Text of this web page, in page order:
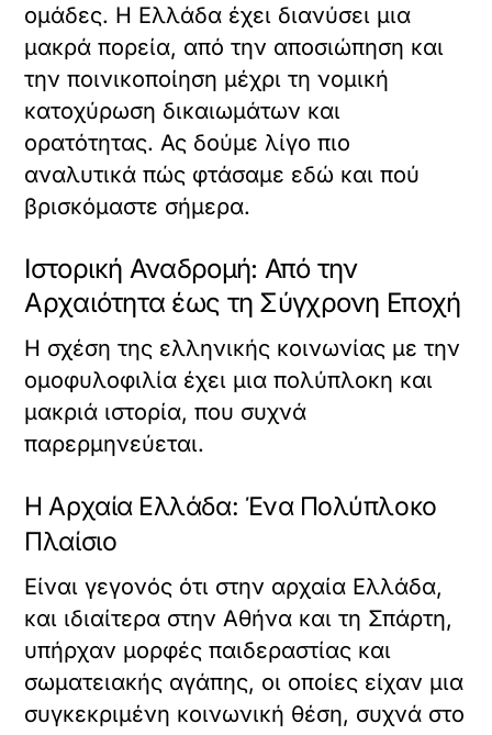
ομάδες. Η Ελλάδα έχει διανύσει μια
μακρά πορεία, από την αποσιώπηση και
την ποινικοποίηση μέχρι τη νομική
κατοχύρωση δικαιωμάτων και
ορατότητας. Ας δούμε λίγο πιο
αναλυτικά πώς φτάσαμε εδώ και πού
βρισκόμαστε σήμερα.
Ιστορική Αναδρομή: Από την
Αρχαιότητα έως τη Σύγχρονη Εποχή
Η σχέση της ελληνικής κοινωνίας με την
ομοφυλοφιλία έχει μια πολύπλοκη και
μακριά ιστορία, που συχνά
παρερμηνεύεται.
Η Αρχαία Ελλάδα: Ένα Πολύπλοκο
Πλαίσιο
Είναι γεγονός ότι στην αρχαία Ελλάδα,
και ιδιαίτερα στην Αθήνα και τη Σπάρτη,
υπήρχαν μορφές παιδεραστίας και
σωματειακής αγάπης, οι οποίες είχαν μια
συγκεκριμένη κοινωνική θέση, συχνά στο